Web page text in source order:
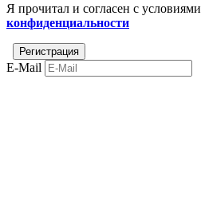
Я прочитал и согласен с условиями
конфиденциальности
E-Mail